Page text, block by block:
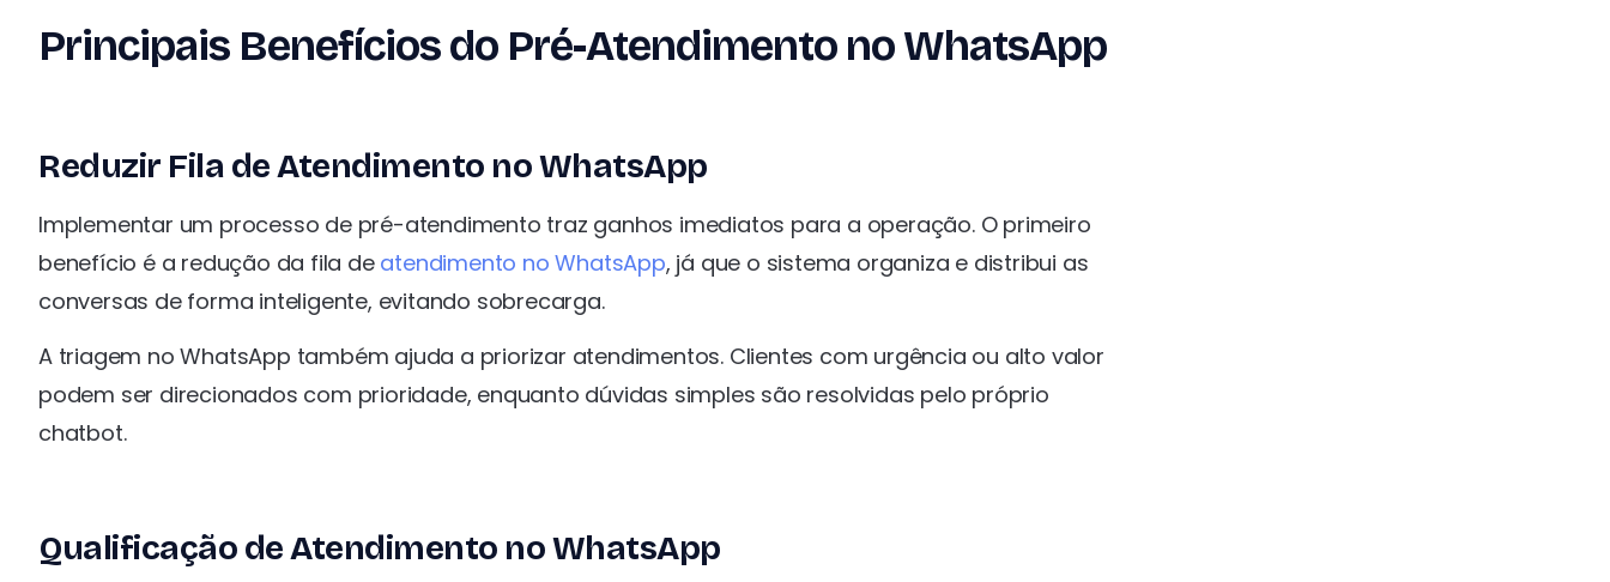
Principais Benefícios do Pré-Atendimento no WhatsApp
Reduzir Fila de Atendimento no WhatsApp
Implementar um processo de pré-atendimento traz ganhos imediatos para a operação. O primeiro
benefício é a redução da fila de atendimento no WhatsApp, já que o sistema organiza e distribui as
conversas de forma inteligente, evitando sobrecarga.
A triagem no WhatsApp também ajuda a priorizar atendimentos. Clientes com urgência ou alto valor
podem ser direcionados com prioridade, enquanto dúvidas simples são resolvidas pelo próprio
chatbot.
Qualificação de Atendimento no WhatsApp